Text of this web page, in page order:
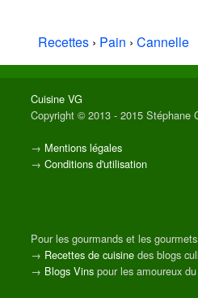
Recettes › Pain › Cannelle
Cuisine VG
Copyright © 2013 - 2015 Stéphane
→ Mentions légales
→ Conditions d'utilisation
Pour les gourmands et les
→ Recettes de cuisinedes blogs
→ Blogs Vinspour les amoureux